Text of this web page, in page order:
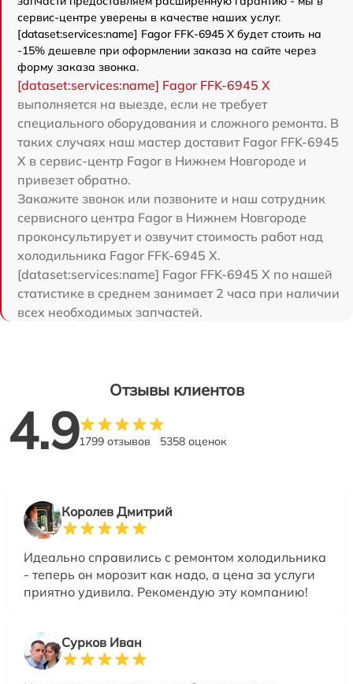
сервис-центре уверены в качестве наших услуг.
[dataset:services:name] Fagor FFK-6945 X будет стоить на
-15% дешевле при оформлении заказа на сайте через
форму заказа звонка.
[dataset:services:name] Fagor FFK-6945 X
выполняется на выезде, если не требует
специального оборудования и сложного ремонта. В
таких случаях наш мастер доставит Fagor FFK-6945
X в сервис-центр Fagor в Нижнем Новгороде и
привезет обратно.
Закажите звонок или позвоните и наш сотрудник
сервисного центра Fagor в Нижнем Новгороде
проконсультирует и озвучит стоимость работ над
холодильника Fagor FFK-6945 X.
[dataset:services:name] Fagor FFK-6945 X по нашей
статистике в среднем занимает 2 часа при наличии
всех необходимых запчастей.
Отзывы клиентов
4.91799 отзывов 5358 оценок
Королев Дмитрий
Идеально справились с ремонтом холодильника
- теперь он морозит как надо, а цена за услуги
приятно удивила. Рекомендую эту компанию!
Сурков Иван